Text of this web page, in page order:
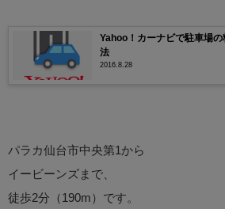
Yahoo！カーナビで駐車場
法
2016.8.28
パラカ仙台市中央第1から
イービーンズまで、
徒歩2分（190m）です。